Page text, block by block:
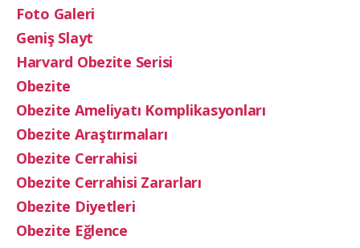
Foto Galeri
Geniş Slayt
Harvard Obezite Serisi
Obezite
Obezite Ameliyatı Komplikasyonları
Obezite Araştırmaları
Obezite Cerrahisi
Obezite Cerrahisi Zararları
Obezite Diyetleri
Obezite Eğlence